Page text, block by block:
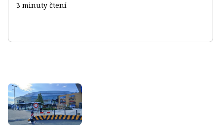
3 minuty čtení